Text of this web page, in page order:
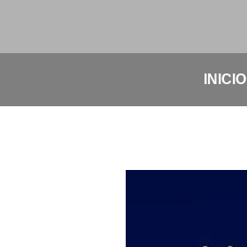
INICIO